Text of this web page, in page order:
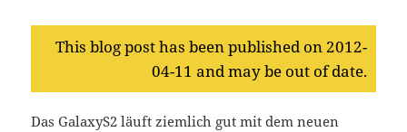
This blog post has been published on 2012-
04-11 and may be out of date.
Das GalaxyS2 läuft ziemlich gut mit dem neuen